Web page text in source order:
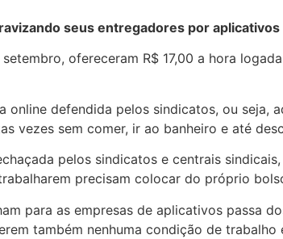
seus entregadores por
ofereceram R$ 17,00 a hora
defendida pelos sindicatos, ou seja,
vezes sem comer, ir ao banheiro e até
pelos sindicatos e centrais
precisam colocar do próprio
para as empresas de aplicativos passa
também nenhuma condição de